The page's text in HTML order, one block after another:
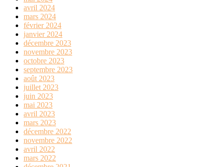
avril 2024
mars 2024
février 2024
janvier 2024
décembre 2023
novembre 2023
octobre 2023
septembre 2023
août 2023
juillet 2023
juin 2023
mai 2023
avril 2023
mars 2023
décembre 2022
novembre 2022
avril 2022
mars 2022